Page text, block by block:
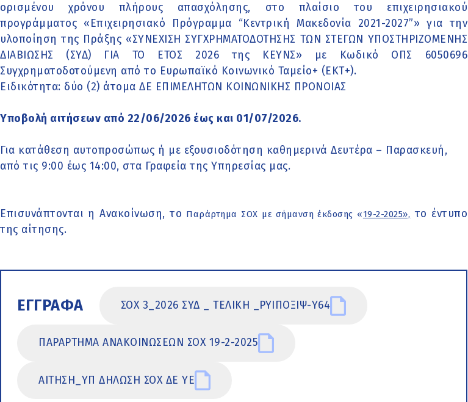
ορισμένου χρόνου πλήρους απασχόλησης, στο πλαίσιο του επιχειρησιακού
προγράμματος «Επιχειρησιακό Πρόγραμμα “Κεντρική Μακεδονία 2021-2027”» για την
υλοποίηση της Πράξης «ΣΥΝΕΧΙΣΗ ΣΥΓΧΡΗΜΑΤΟΔΟΤΗΣΗΣ ΤΩΝ ΣΤΕΓΩΝ ΥΠΟΣΤΗΡΙΖΟΜΕΝΗΣ
ΔΙΑΒΙΩΣΗΣ (ΣΥΔ) ΓΙΑ ΤΟ ΕΤΟΣ 2026 της ΚΕΥΝΣ» με Κωδικό ΟΠΣ 6050696
Συγχρηματοδοτούμενη από το Ευρωπαϊκό Κοινωνικό Ταμείο+ (ΕΚΤ+).
Ειδικότητα: δύο (2) άτομα ΔΕ ΕΠΙΜΕΛΗΤΩΝ ΚΟΙΝΩΝΙΚΗΣ ΠΡΟΝΟΙΑΣ
Υποβολή αιτήσεων από 22/06/2026 έως και 01/07/2026.
Για κατάθεση αυτοπροσώπως ή με εξουσιοδότηση καθημερινά Δευτέρα – Παρασκευή,
από τις 9:00 έως 14:00, στα Γραφεία της Υπηρεσίας μας.
Επισυνάπτονται η Ανακοίνωση, το Παράρτημα ΣΟΧ με σήμανση έκδοσης «19-2-2025», το έντυπο
της αίτησης.
ΕΓΓΡΑΦΑ ΣΟΧ 3_2026 ΣΥΔ _ ΤΕΛΙΚΗ _ΡΥΙΠΟΞΙΨ-Υ64
ΠΑΡΑΡΤΗΜΑ ΑΝΑΚΟΙΝΩΣΕΩΝ ΣΟΧ 19-2-2025
ΑΙΤΗΣΗ_ΥΠ ΔΗΛΩΣΗ ΣΟΧ ΔΕ ΥΕ